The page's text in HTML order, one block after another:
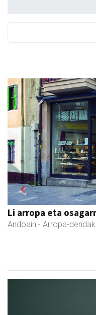
Li arropa eta
Andoain - Arropa-dendak
Previous